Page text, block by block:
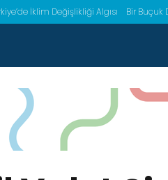
İklim Değişlikliği Algısı Bir Buçuk